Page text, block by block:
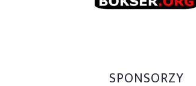
SPONSORZY